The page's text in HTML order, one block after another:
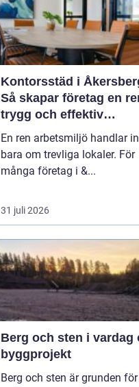
Kontorsstäd i
Så skapar företag en
trygg och effektiv
arbetsplats
En ren arbetsmiljö handlar
bara om trevliga lokaler. För
många företag i &...
31 juli 2026
Berg och sten i vardag
byggprojekt
Berg och sten är grunden för